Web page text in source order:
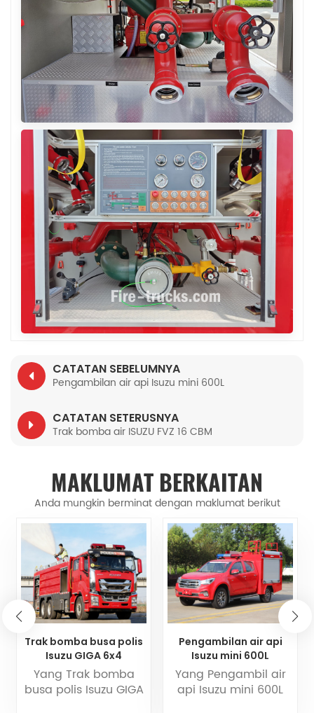
CATATAN SEBELUMNYA
Pengambilan air api Isuzu mini 600L
CATATAN SETERUSNYA
Trak bomba air ISUZU FVZ 16 CBM
MAKLUMAT BERKAITAN
Anda mungkin berminat dengan maklumat berikut
Trak bomba busa polis
Isuzu GIGA 6x4
Yang Trak bomba
busa polis Isuzu GIGA
Pengambilan air api
Isuzu mini 600L
Yang Pengambil air
api Isuzu mini 600L